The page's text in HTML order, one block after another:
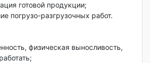
готовой продукции;
погрузо-разгрузочных работ.
физическая выносливость,